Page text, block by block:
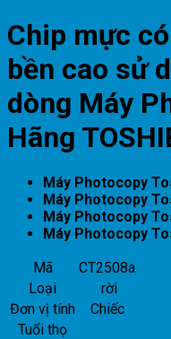
Chip mực
bền cao sử
dòng Máy
Hãng
Máy Photocopy
Máy Photocopy
Máy Photocopy
Máy Photocopy
Mã
CT2508a
Loại
rời
Đơn vị tính
Chiếc
Tuổi thọ